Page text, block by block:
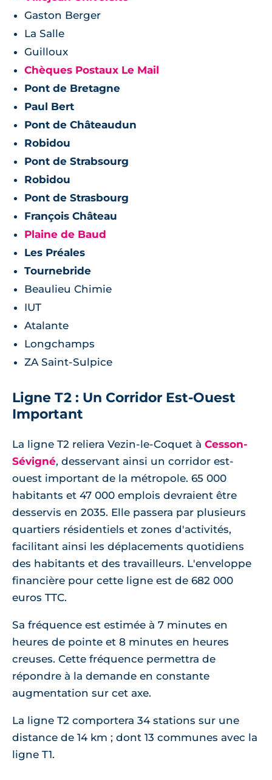
Gaston Berger
La Salle
Guilloux
Chèques Postaux Le Mail
Pont de Bretagne
Paul Bert
Pont de Châteaudun
Robidou
Pont de Strabsourg
Robidou
Pont de Strasbourg
François Château
Plaine de Baud
Les Préales
Tournebride
Beaulieu Chimie
IUT
Atalante
Longchamps
ZA Saint-Sulpice
Ligne T2 : Un Corridor Est-Ouest
Important
La ligne T2 reliera Vezin-le-Coquet à Cesson-
Sévigné, desservant ainsi un corridor est-
ouest important de la métropole. 65 000
habitants et 47 000 emplois devraient être
desservis en 2035. Elle passera par plusieurs
quartiers résidentiels et zones d'activités,
facilitant ainsi les déplacements quotidiens
des habitants et des travailleurs. L'enveloppe
financière pour cette ligne est de 682 000
euros TTC.
Sa fréquence est estimée à 7 minutes en
heures de pointe et 8 minutes en heures
creuses. Cette fréquence permettra de
répondre à la demande en constante
augmentation sur cet axe.
La ligne T2 comportera 34 stations sur une
distance de 14 km ; dont 13 communes avec la
ligne T1.